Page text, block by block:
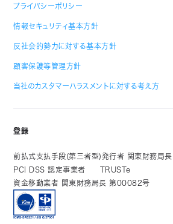
プライバシーポリシー
情報セキュリティ基本方針
反社会的勢力に対する基本方針
顧客保護等管理方針
当社のカスタマーハラスメントに対する考え方
登録
前払式支払手段(第三者型)発行者 関東財務局
PCI DSS 認定事業者
TRUSTe
資金移動業者 関東財務局長 第00082号